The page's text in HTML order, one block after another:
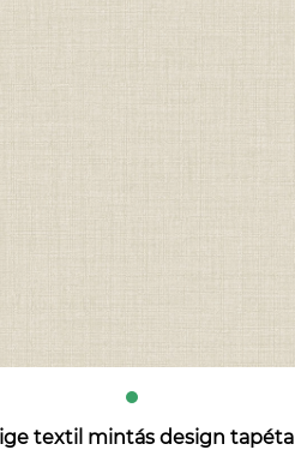
textil mintás design tapéta